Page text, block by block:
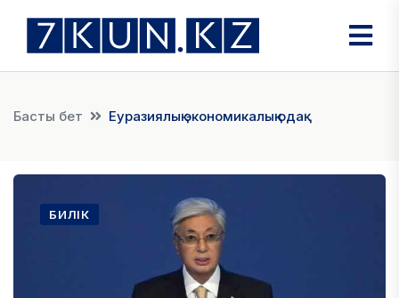
Басты бет Еуразиялық экономикалық одақ
БИЛІК